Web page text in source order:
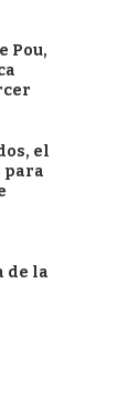
Pou,
el
para
de la